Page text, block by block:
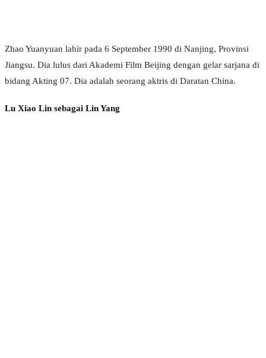
Zhao Yuanyuan lahir pada 6 September 1990 di Nanjing, Provinsi
Jiangsu. Dia lulus dari Akademi Film Beijing dengan gelar sarjana di
bidang Akting 07. Dia adalah seorang aktris di Daratan China.
Lu Xiao Lin sebagai Lin Yang